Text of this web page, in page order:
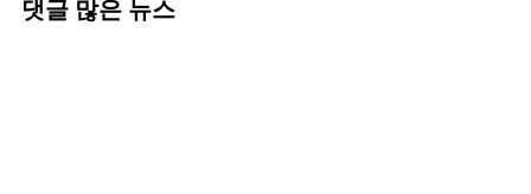
댓글 많은 뉴스